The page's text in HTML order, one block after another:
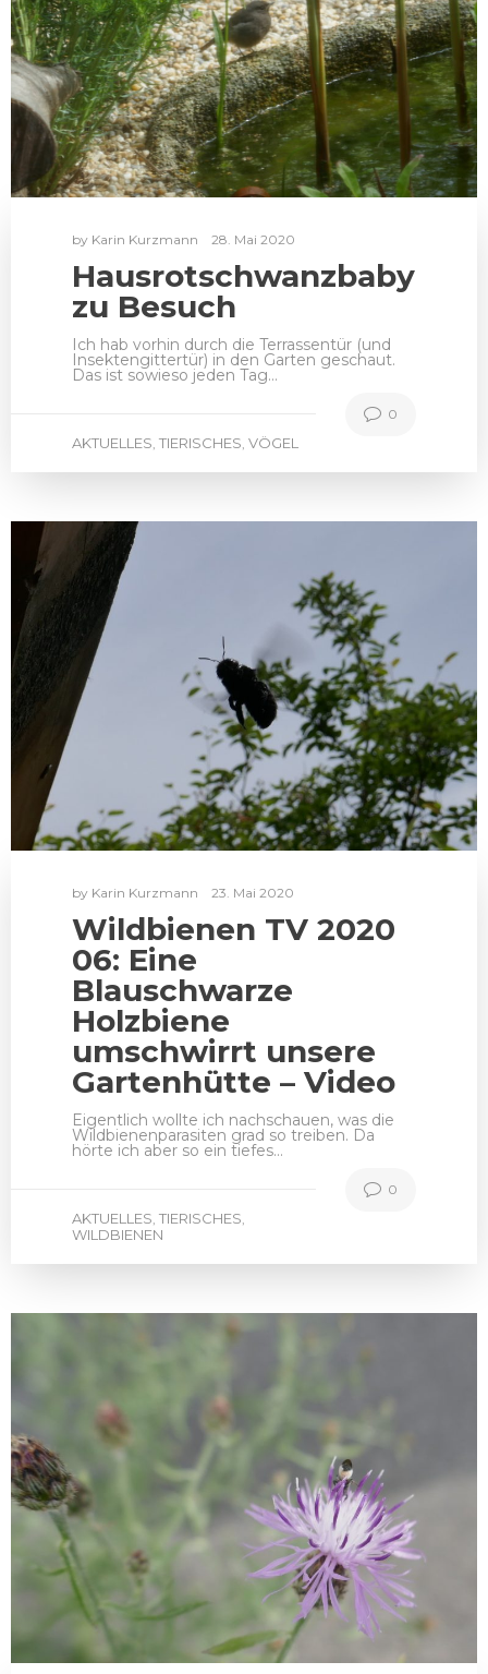
by Karin Kurzmann 28. Mai 2020
Hausrotschwanzbaby
zu Besuch
Ich hab vorhin durch die Terrassentür (und
Insektengittertür) in den Garten geschaut.
Das ist sowieso jeden Tag…
AKTUELLES TIERISCHES VÖGEL
0
by Karin Kurzmann 23. Mai 2020
Wildbienen TV 2020
06: Eine
Blauschwarze
Holzbiene
umschwirrt unsere
Gartenhütte – Video
Eigentlich wollte ich nachschauen, was die
Wildbienenparasiten grad so treiben. Da
hörte ich aber so ein tiefes…
AKTUELLES, TIERISCHES,
WILDBIENEN
0